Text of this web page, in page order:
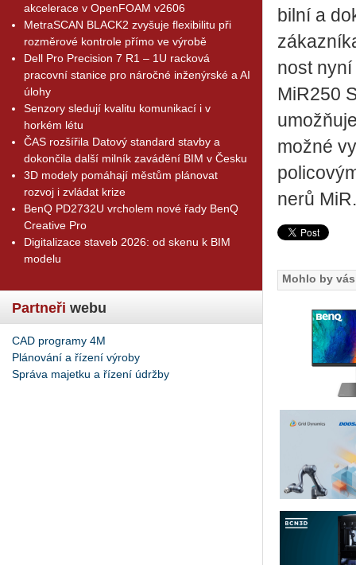
akcelerace v OpenFOAM v2606
MetraSCAN BLACK2 zvyšuje flexibilitu při
rozměrové kontrole přímo ve výrobě
Dell Pro Precision 7 R1 – 1U racková
pracovní stanice pro náročné inženýrské a AI
úlohy
Senzory sledují kvalitu komunikací i v
horkém létu
ČAS rozšířila Datový standard stavby a
dokončila další milník zavádění BIM v Česku
3D modely pomáhají městům plánovat
rozvoj i zvládat krize
BenQ PD2732U vrcholem nové řady BenQ
Creative Pro
Digitalizace staveb 2026: od skenu k BIM
modelu
Partneři webu
CAD programy 4M
Plánování a řízení výroby
Správa majetku a řízení údržby
bil­ní a
nost
Mi­R250
možné
ne­rů MiR.
Mohlo by